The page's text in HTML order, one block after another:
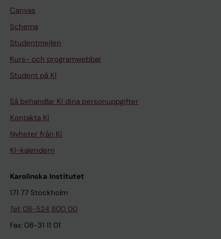
Canvas
Schema
Studentmejlen
Kurs- och programwebbar
Student på KI
Så behandlar KI dina personuppgifter
Kontakta KI
Nyheter från KI
KI-kalendern
Karolinska Institutet
171 77 Stockholm
Tel: 08-524 800 00
Fax: 08-31 11 01